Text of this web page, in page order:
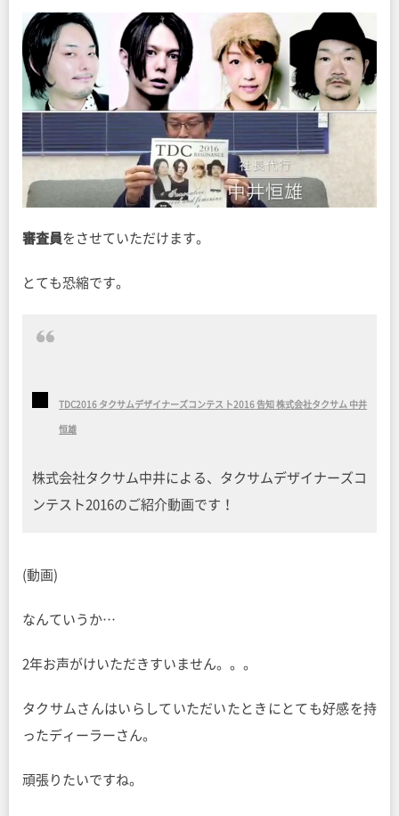
審査員をさせていただけます。
とても恐縮です。
TDC2016 タクサムデザイナーズコンテスト2016 告知 株式会社タクサム 中井
恒雄
株式会社タクサム中井による、タクサムデザイナーズコ
ンテスト2016のご紹介動画です！
(動画)
なんていうか…
2年お声がけいただきすいません。。。
タクサムさんはいらしていただいたときにとても好感を持
ったディーラーさん。
頑張りたいですね。